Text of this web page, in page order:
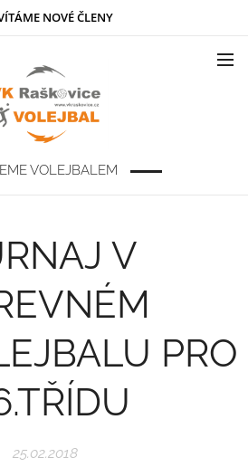
NOVÉ ČLENY
VOLEJBALEM
V
PRO
25.02.2018